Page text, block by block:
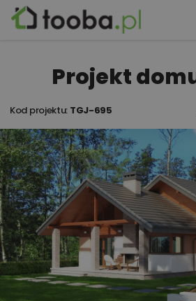
Projekt
Kod projektu: TGJ-695